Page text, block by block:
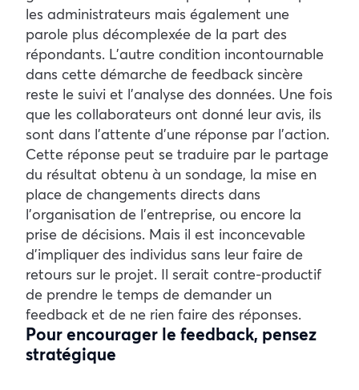
les administrateurs mais également une
parole plus décomplexée de la part des
répondants. L’autre condition incontournable
dans cette démarche de feedback sincère
reste le suivi et l’analyse des données. Une fois
que les collaborateurs ont donné leur avis, ils
sont dans l’attente d’une réponse par l’action.
Cette réponse peut se traduire par le partage
du résultat obtenu à un sondage, la mise en
place de changements directs dans
l’organisation de l’entreprise, ou encore la
prise de décisions. Mais il est inconcevable
d’impliquer des individus sans leur faire de
retours sur le projet. Il serait contre-productif
de prendre le temps de demander un
feedback et de ne rien faire des réponses.
Pour encourager le feedback, pensez
stratégique